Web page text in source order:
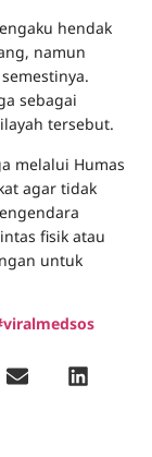
hendak
namun
sebagai
tersebut.
melalui Humas
agar tidak
fisik atau
untuk